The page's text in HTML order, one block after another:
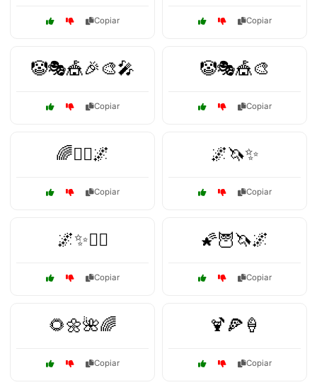
Copiar Copiar
🤡🎭🎪🎉🎨🎤
Copiar
🤡🎭🎪🎨
Copiar
🌈🧚‍♂️🌌
Copiar
🌌🦄✨
Copiar
🌌✨🧚‍♀️
Copiar
🌠🦉🦄🌌
Copiar
🌻🌼🌺🌈
Copiar
🍹🍕🍦
Copiar